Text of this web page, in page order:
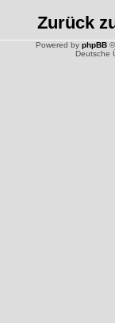
Zurück
Powered by phpBB
Deutsche